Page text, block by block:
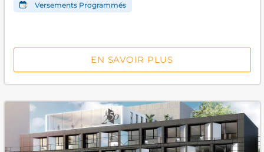
Versements Programmés
EN SAVOIR PLUS